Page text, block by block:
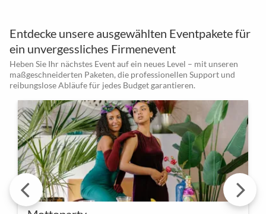
Entdecke unsere ausgewählten Eventpakete für
ein unvergessliches Firmenevent
Heben Sie Ihr nächstes Event auf ein neues Level – mit unseren
maßgeschneiderten Paketen, die professionellen Support und
reibungslose Abläufe für jedes Budget garantieren.